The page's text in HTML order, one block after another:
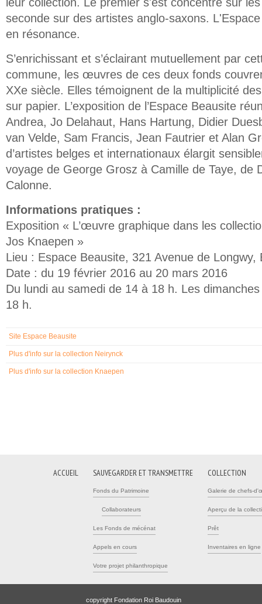
seconde sur des artistes anglo-saxons.
en résonance.
S’enrichissant et s’éclairant mutuellement par
commune, les œuvres de ces deux fonds
XXe siècle. Elles témoignent de la multiplicité
sur papier. L’exposition de l’Espace Beausite
Andrea, Jo Delahaut, Hans Hartung, Didier
van Velde, Sam Francis, Jean Fautrier et Alan
d’artistes belges et internationaux élargit
voyage de George Grosz à Camille de Taye, de
Calonne.
Informations pratiques :
Exposition « L’œuvre graphique dans les
Jos Knaepen »
Lieu : Espace Beausite, 321 Avenue de Longwy,
Date : du 19 février 2016 au 20 mars 2016
Du lundi au samedi de 14 à 18 h. Les
18 h.
Site Espace Beausite
Plus d'info sur la collection Neirynck
Plus d'info sur la collection Knaepen
ACCUEIL SAUVEGARDER ET TRANSMETTRE
Fonds du Patrimoine
Collaborateurs
Les Fonds de mécénat
Appels en cours
Votre projet philanthropique
COLLECTION
Galerie de chefs-
Aperçu de la
Prêt
Inventaires en ligne
copyright Fondation Roi Baudouin